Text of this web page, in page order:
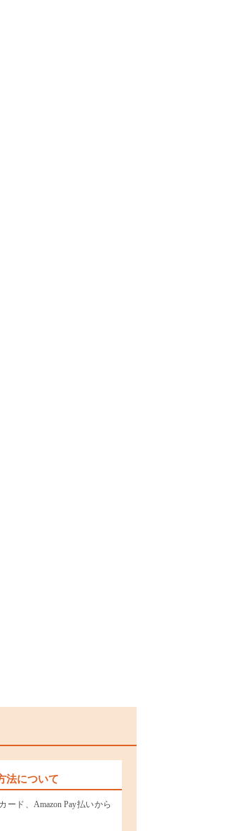
法について
ード、Amazon Pay払いから